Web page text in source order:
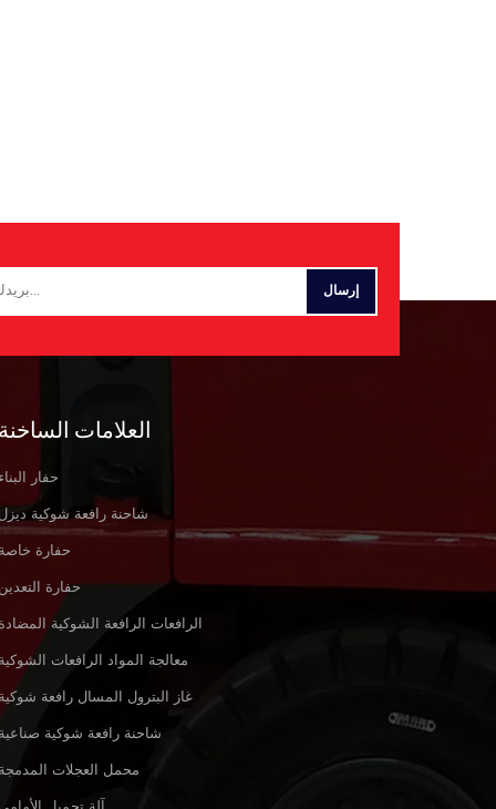
العلامات
حفار
شاحنة رافعة شوكية
حفارة
حفارة
الرافعات الرافعة الشوكية
معالجة المواد الرافعات
غاز البترول المسال رافعة
شاحنة رافعة شوكية
محمل العجلات